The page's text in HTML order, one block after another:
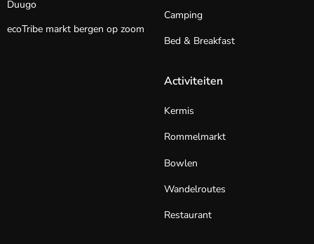
Duugo
ecoTribe markt bergen op zoom
Camping
Bed & Breakfast
Activiteiten
Kermis
Rommelmarkt
Bowlen
Wandelroutes
Restaurant